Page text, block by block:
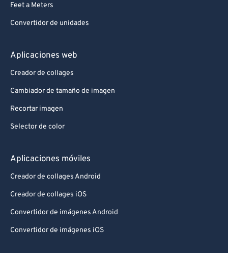
Feet a Meters
Convertidor de unidades
Aplicaciones web
Creador de collages
Cambiador de tamaño de imagen
Recortar imagen
Selector de color
Aplicaciones móviles
Creador de collages Android
Creador de collages iOS
Convertidor de imágenes Android
Convertidor de imágenes iOS